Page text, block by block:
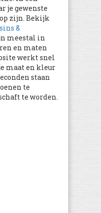
je gewenste
zijn. Bekijk
&
meestal in
en maten
werkt snel
maat en kleur
staan
te
te worden.